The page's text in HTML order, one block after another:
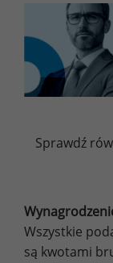
Sprawdź
Wszystkie
są kwotami